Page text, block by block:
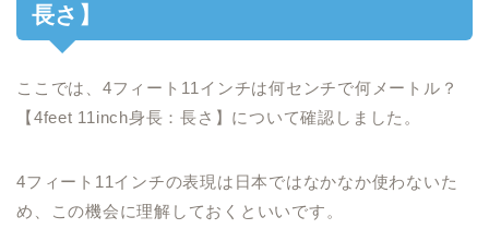
長さ】
ここでは、4フィート11インチは何センチで何メートル？
【4feet 11inch身長：長さ】について確認しました。
4フィート11インチの表現は日本ではなかなか使わないた
め、この機会に理解しておくといいです。